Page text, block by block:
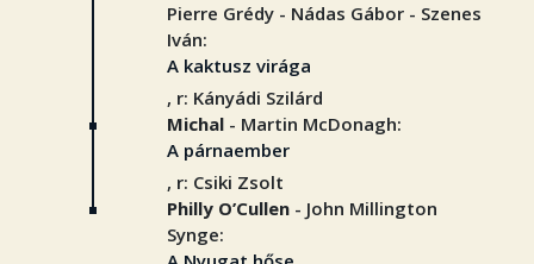
Pierre Grédy - Nádas Gábor - Szenes
Iván:
A kaktusz virága
, r: Kányádi Szilárd
Michal - Martin McDonagh:
A párnaember
, r: Csiki Zsolt
Philly O’Cullen - John Millington
Synge: